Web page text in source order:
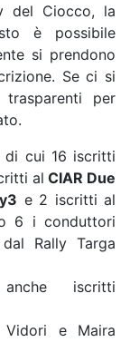
del Ciocco, la
è possibile
si prendono
Se ci si
per
di cui 16 iscritti
al CIAR Due
e 2 iscritti al
6 i conduttori
Rally Targa
iscritti
e Maira